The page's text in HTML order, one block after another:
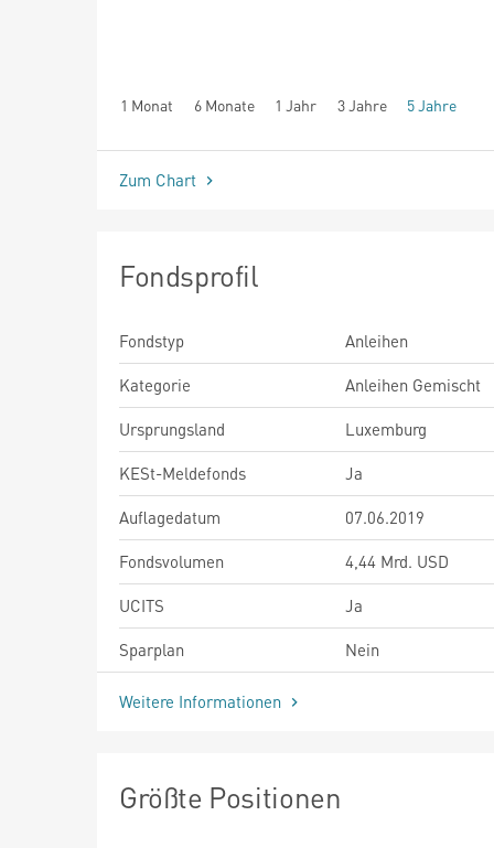
1 Monat 6 Monate 1 Jahr 3 Jahre 5 Jahre
seit Beginn
Zum Chart
Fondsprofil
Fondstyp
Anleihen
Kategorie
Anleihen Gemischt
Ursprungsland
Luxemburg
KESt-Meldefonds
Ja
Auflagedatum
07.06.2019
Fondsvolumen
4,44 Mrd. USD
UCITS
Ja
Sparplan
Nein
Weitere Informationen
Größte Positionen